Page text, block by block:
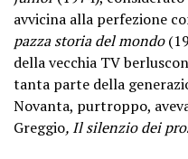
avvicina alla perfezione
pazza storia del mondo
della vecchia TV
tanta parte della
Novanta, purtroppo,
Greggio, Il silenzio dei